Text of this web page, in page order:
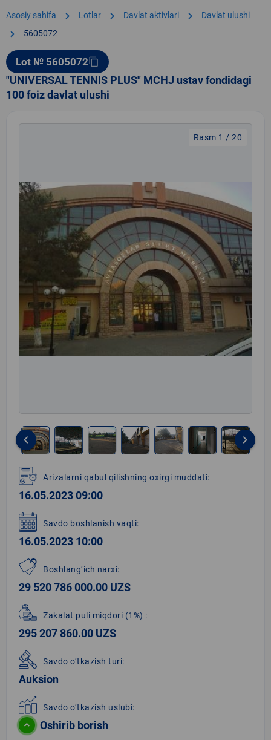
Asosiy sahifa chevron_right Lotlar chevron_right Davlat aktivlari chevron_right Davlat ulushi
chevron_right 5605072
Lot № 5605072content_copy
"UNIVERSAL TENNIS PLUS" MCHJ ustav fondidagi
100 foiz davlat ulushi
Rasm 1 / 20
1
of
20
keyboard_arrow_left keyboard_arrow_right
Arizalarni qabul qilishning oxirgi muddati:
16.05.2023 09:00
Savdo boshlanish vaqti:
16.05.2023 10:00
Boshlang‘ich narxi:
29 520 786 000.00 UZS
Zakalat puli miqdori (1%) :
295 207 860.00 UZS
Savdo o‘tkazish turi:
Auksion
Savdo o‘tkazish uslubi:
Oshirib borish